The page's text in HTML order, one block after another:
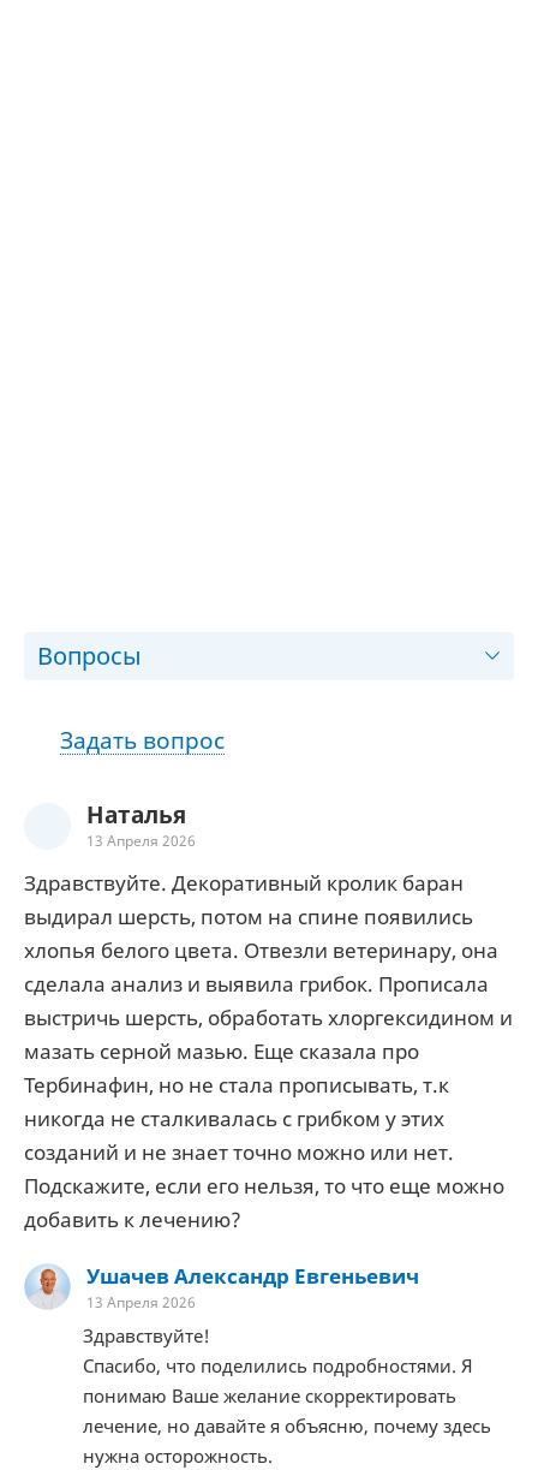
Вопросы
Задать вопрос
Наталья
13 Апреля 2026
Здравствуйте. Декоративный кролик баран
выдирал шерсть, потом на спине появились
хлопья белого цвета. Отвезли ветеринару, она
сделала анализ и выявила грибок. Прописала
выстричь шерсть, обработать хлоргексидином и
мазать серной мазью. Еще сказала про
Тербинафин, но не стала прописывать, т.к
никогда не сталкивалась с грибком у этих
созданий и не знает точно можно или нет.
Подскажите, если его нельзя, то что еще можно
добавить к лечению?
Ушачев Александр Евгеньевич
13 Апреля 2026
Здравствуйте!
Спасибо, что поделились подробностями. Я
понимаю Ваше желание скорректировать
лечение, но давайте я объясню, почему здесь
нужна осторожность.